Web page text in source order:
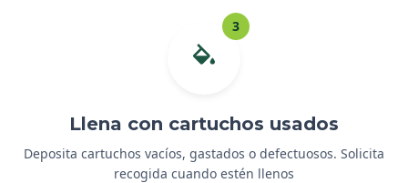
3
Llena con cartuchos usados
Deposita cartuchos vacíos, gastados o defectuosos. Solicita
recogida cuando estén llenos